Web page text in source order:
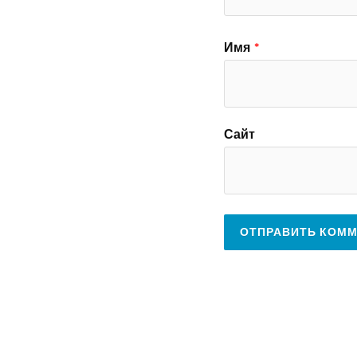
Имя *
Сайт